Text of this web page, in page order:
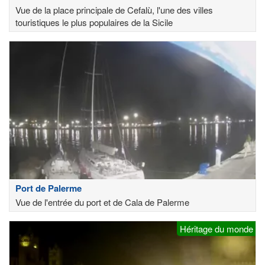
Vue de la place principale de Cefalù, l'une des villes
touristiques le plus populaires de la Sicile
Port de Palerme
Vue de l'entrée du port et de Cala de Palerme
Héritage du monde